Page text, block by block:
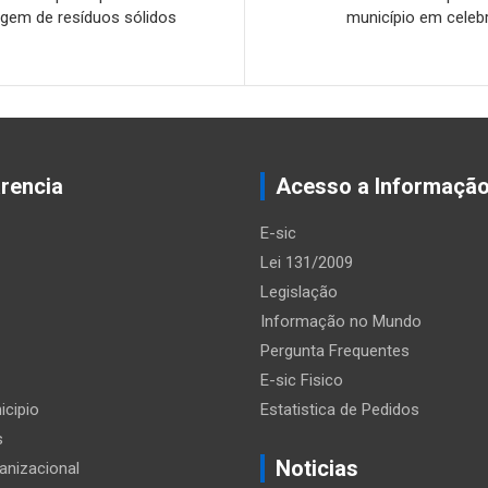
de resíduos sólidos
município em
Acesso a
E-sic
Lei 131/2009
Legislação
Informação no Mundo
Pergunta Frequentes
E-sic Fisico
Estatistica de Pedidos
Noticias